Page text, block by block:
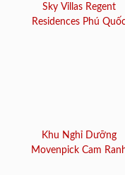
Sky Villas Regent
Residences Phú
Khu Nghỉ Dưỡng
Movenpick Cam